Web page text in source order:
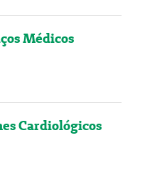
Médicos
Cardiológicos